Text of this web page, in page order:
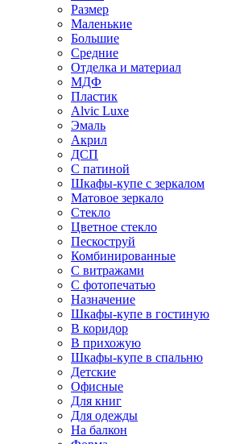
Размер
Маленькие
Большие
Средние
Отделка и материал
МДФ
Пластик
Alvic Luxe
Эмаль
Акрил
ДСП
С патиной
Шкафы-купе с зеркалом
Матовое зеркало
Стекло
Цветное стекло
Пескоструй
Комбинированные
С витражами
С фотопечатью
Назначение
Шкафы-купе в гостиную
В коридор
В прихожую
Шкафы-купе в спальню
Детские
Офисные
Для книг
Для одежды
На балкон